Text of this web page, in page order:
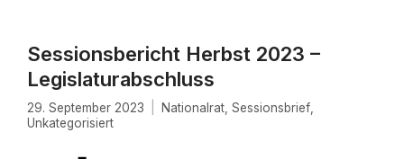
Sessionsbericht Herbst 2023 –
Legislaturabschluss
29. September 2023 Nationalrat Sessionsbrief
Unkategorisiert